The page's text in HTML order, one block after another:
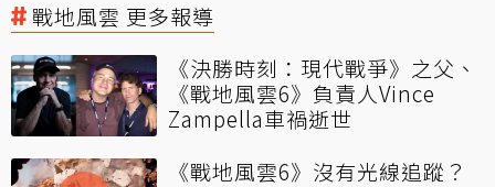
戰地風雲 更多報導
《決勝時刻：現代戰爭》之父、
《戰地風雲6》負責人Vince
Zampella車禍逝世
《戰地風雲6》沒有光線追蹤？